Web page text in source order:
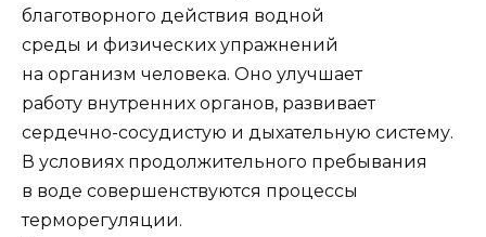
благотворного действия водной
среды и физических упражнений
на организм человека. Оно улучшает
работу внутренних органов, развивает
сердечно-сосудистую и дыхательную систему.
В условиях продолжительного пребывания
в воде совершенствуются процессы
терморегуляции.